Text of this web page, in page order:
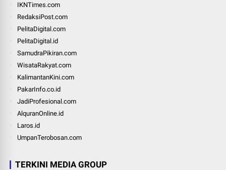
IKNTimes.com
RedaksiPost.com
PelitaDigital.com
PelitaDigital.id
SamudraPikiran.com
WisataRakyat.com
KalimantanKini.com
PakarInfo.co.id
JadiProfesional.com
AlquranOnline.id
Laros.id
UmpanTerobosan.com
TERKINI MEDIA GROUP